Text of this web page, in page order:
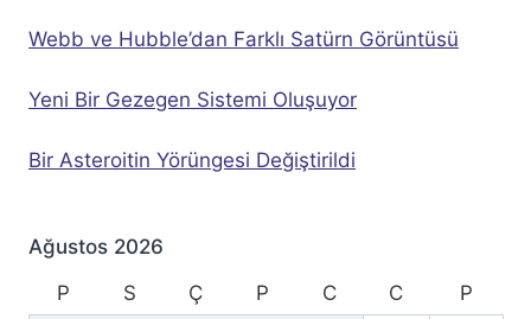
Webb ve Hubble’dan Farklı Satürn Görüntüsü
Yeni Bir Gezegen Sistemi Oluşuyor
Bir Asteroitin Yörüngesi Değiştirildi
Ağustos 2026
P
S Ç P C C P